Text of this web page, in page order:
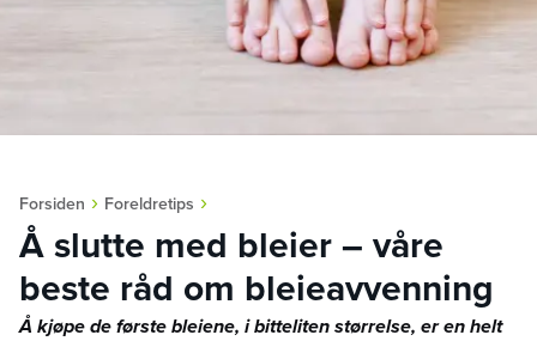
Forsiden › Foreldretips ›
Å slutte med bleier – våre
beste råd om bleieavvenning
Å kjøpe de første bleiene, i bitteliten størrelse, er en helt